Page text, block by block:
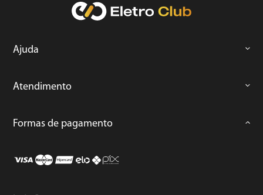
Ajuda
Atendimento
Formas de pagamento